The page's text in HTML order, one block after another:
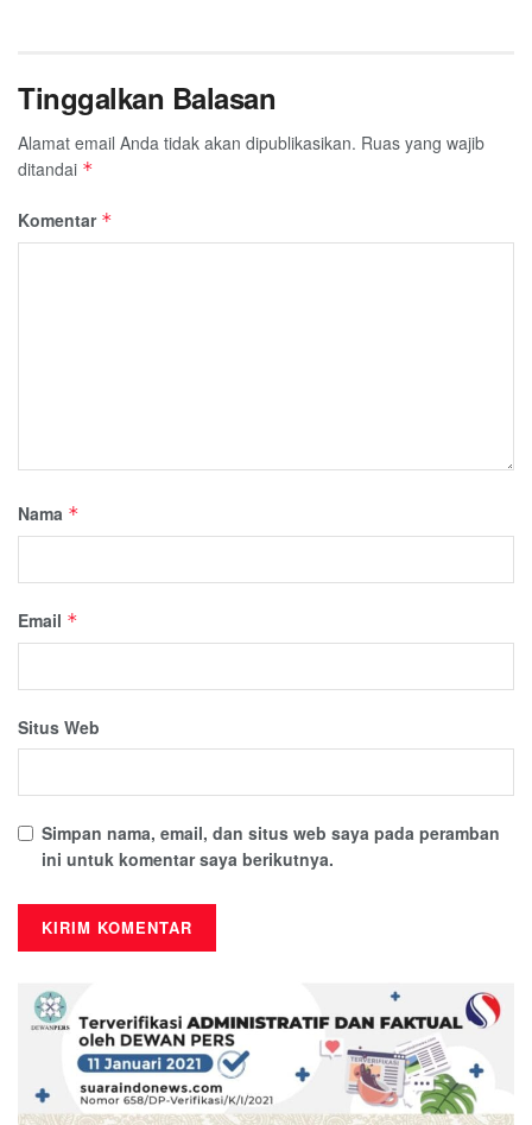
Tinggalkan Balasan
Alamat email Anda tidak akan dipublikasikan. Ruas yang wajib
ditandai *
Komentar *
Nama *
Email *
Situs Web
Simpan nama, email, dan situs web saya pada peramban
ini untuk komentar saya berikutnya.